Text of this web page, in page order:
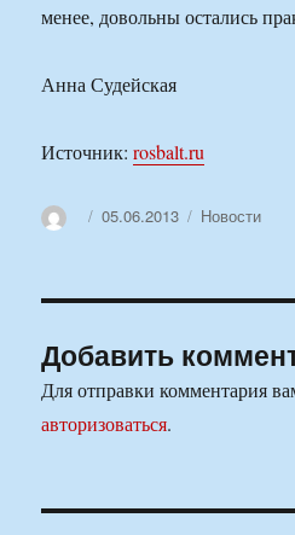
менее, довольны остались
Анна Судейская
Источник:rosbalt.ru
АвторОпубликовано
05.06.2013 Рубрики
Новости
Добавить
Для отправки комментария
авторизоваться.